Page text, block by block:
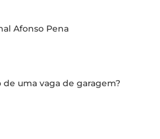
Afonso Pena
uma vaga de garagem?